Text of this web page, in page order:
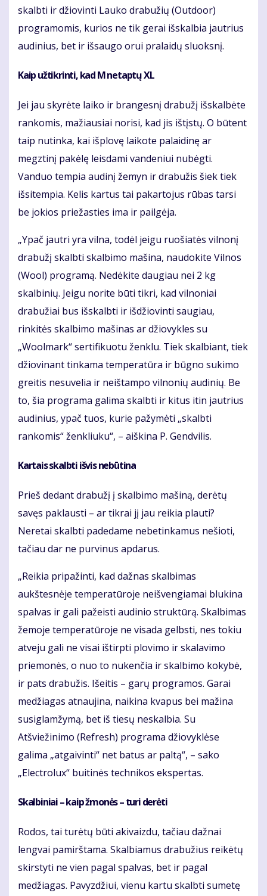
skalbti ir džiovinti Lauko drabužių (Outdoor)
programomis, kurios ne tik gerai išskalbia jautrius
audinius, bet ir išsaugo orui pralaidų sluoksnį.
Kaip užtikrinti, kad M netaptų XL
Jei jau skyrėte laiko ir brangesnį drabužį išskalbėte
rankomis, mažiausiai norisi, kad jis ištįstų. O būtent
taip nutinka, kai išplovę laikote palaidinę ar
megztinį pakėlę leisdami vandeniui nubėgti.
Vanduo tempia audinį žemyn ir drabužis šiek tiek
išsitempia. Kelis kartus tai pakartojus rūbas tarsi
be jokios priežasties ima ir pailgėja.
„Ypač jautri yra vilna, todėl jeigu ruošiatės vilnonį
drabužį skalbti skalbimo mašina, naudokite Vilnos
(Wool) programą. Nedėkite daugiau nei 2 kg
skalbinių. Jeigu norite būti tikri, kad vilnoniai
drabužiai bus išskalbti ir išdžiovinti saugiau,
rinkitės skalbimo mašinas ar džiovykles su
„Woolmark“ sertifikuotu ženklu. Tiek skalbiant, tiek
džiovinant tinkama temperatūra ir būgno sukimo
greitis nesuvelia ir neištampo vilnonių audinių. Be
to, šia programa galima skalbti ir kitus itin jautrius
audinius, ypač tuos, kurie pažymėti „skalbti
rankomis“ ženkliuku“, – aiškina P. Gendvilis.
Kartais skalbti išvis nebūtina
Prieš dedant drabužį į skalbimo mašiną, derėtų
savęs paklausti – ar tikrai jį jau reikia plauti?
Neretai skalbti padedame nebetinkamus nešioti,
tačiau dar ne purvinus apdarus.
„Reikia pripažinti, kad dažnas skalbimas
aukštesnėje temperatūroje neišvengiamai blukina
spalvas ir gali pažeisti audinio struktūrą. Skalbimas
žemoje temperatūroje ne visada gelbsti, nes tokiu
atveju gali ne visai ištirpti plovimo ir skalavimo
priemonės, o nuo to nukenčia ir skalbimo kokybė,
ir pats drabužis. Išeitis – garų programos. Garai
medžiagas atnaujina, naikina kvapus bei mažina
susiglamžymą, bet iš tiesų neskalbia. Su
Atšviežinimo (Refresh) programa džiovyklėse
galima „atgaivinti“ net batus ar paltą“, – sako
„Electrolux“ buitinės technikos ekspertas.
Skalbiniai – kaip žmonės – turi derėti
Rodos, tai turėtų būti akivaizdu, tačiau dažnai
lengvai pamirštama. Skalbiamus drabužius reikėtų
skirstyti ne vien pagal spalvas, bet ir pagal
medžiagas. Pavyzdžiui, vienu kartu skalbti sumetę